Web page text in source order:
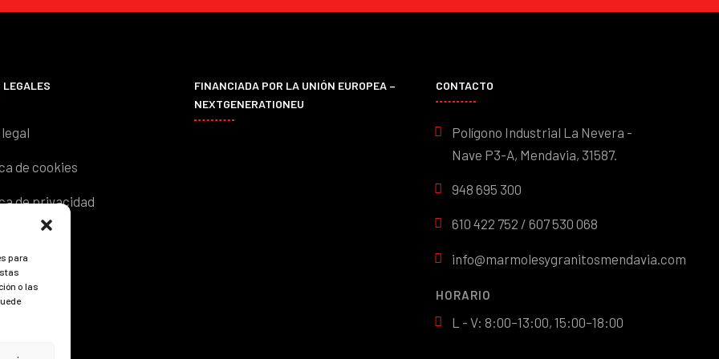
para
o las
LEGALES
de cookies
de privacidad
FINANCIADA POR LA UNIÓN EUROPEA –
NEXTGENERATIONEU
CONTACTO
Polígono Industrial La Nevera -
Nave P3-A, Mendavia, 31587.
948 695 300
610 422 752 / 607 530 068
info@marmolesygranitosmendavia.com
HORARIO
L - V: 8:00–13:00, 15:00–18:00